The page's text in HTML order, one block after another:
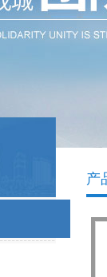
产